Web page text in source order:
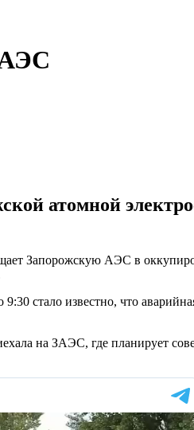
атомной
Запорожскую АЭС в
стало известно, что
на ЗАЭС, где планирует